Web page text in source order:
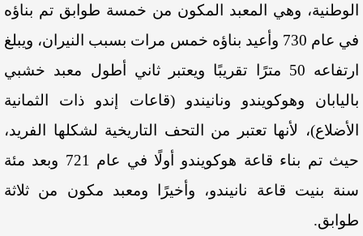
الوطنية، وهي المعبد المكون من خمسة طوابق تم بناؤه
في عام وأعيد بناؤه خمس مرات بسبب النيران، ويبلغ
ارتفاعه
مترًا تقريبًا ويعتبر ثاني أطول معبد خشبي
باليابان
وهوكويندو ونانيندو (قاعات إندو ذات
الثمانية
الأضلاع)، لأنها تعتبر من التحف التاريخية لشكلها
الفريد،
حيث تم بناء قاعة هوكويندو أولًا في عام وبعد مئة
سنة
بنيت قاعة نانيندو، وأخيرًا ومعبد مكون من ثلاثة
طوابق.